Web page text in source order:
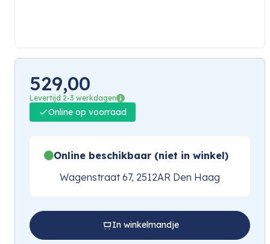
529,00
Levertijd 2-3 werkdagen
Online op voorraad
Online beschikbaar (niet in winkel)
Wagenstraat 67, 2512AR Den Haag
In winkelmandje